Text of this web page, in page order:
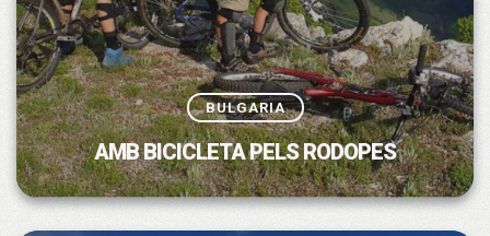
BULGARIA
AMB BICICLETA PELS RODOPES